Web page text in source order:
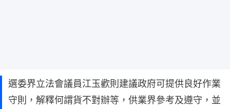
選委界立法會議員江玉歡則建議政府可提供良好作業
守則，解釋何謂貨不對辦等，供業界參考及遵守，並